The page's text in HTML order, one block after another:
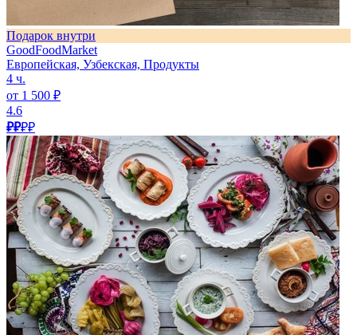
Подарок внутри
GoodFoodMarket
Европейская, Узбекская, Продукты
4 ч.
от 1 500 ₽
4.6
₽₽₽₽